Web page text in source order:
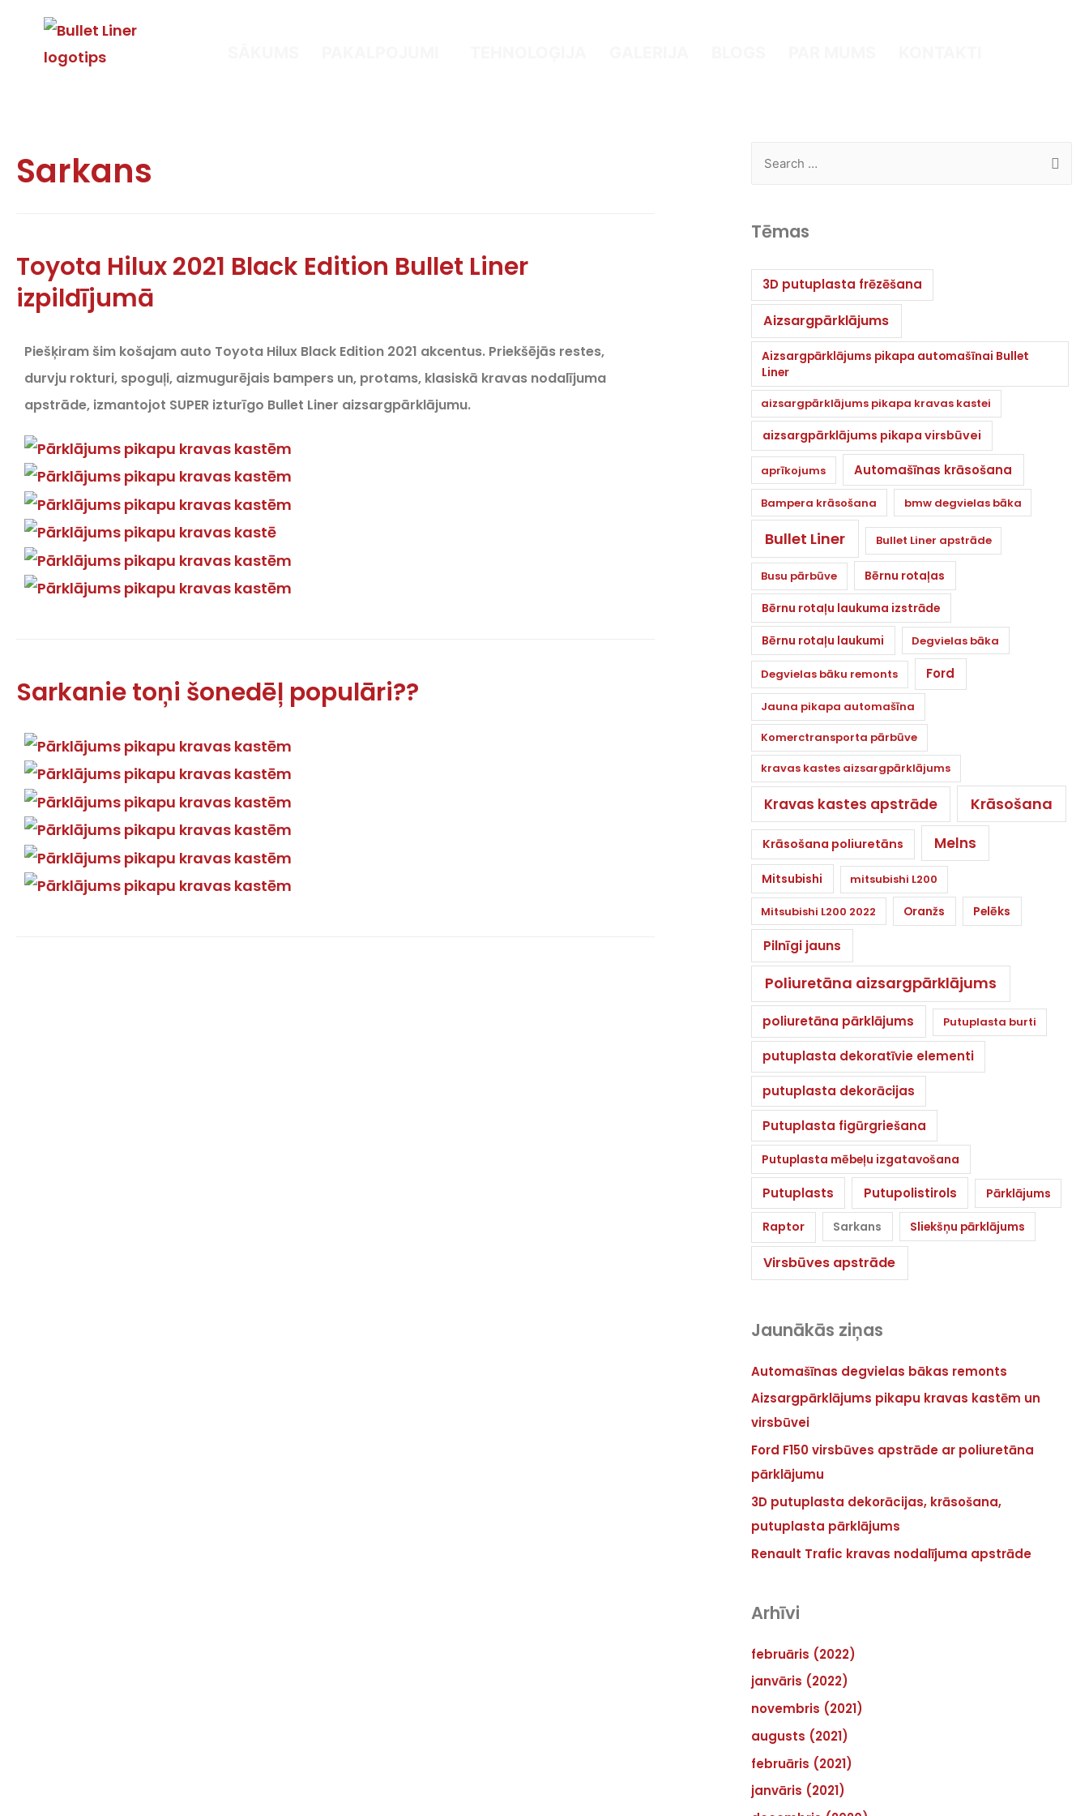
Sarkans
Toyota Hilux 2021 Black Edition Bullet Liner
izpildījumā
Piešķiram šim košajam auto Toyota Hilux Black Edition 2021 akcentus. Priekšējās restes,
durvju rokturi, spoguļi, aizmugurējais bampers un, protams, klasiskā kravas nodalījuma
apstrāde, izmantojot SUPER izturīgo Bullet Liner aizsargpārklājumu.
Sarkanie toņi šonedēļ populāri??
Tēmas
3D putuplasta frēzēšana
Aizsargpārklājums
Aizsargpārklājums pikapa automašīnai Bullet
Liner
aizsargpārklājums pikapa kravas kastei
aizsargpārklājums pikapa virsbūvei
aprīkojums Automašīnas krāsošana
Bampera krāsošana bmw degvielas bāka
Bullet Liner Bullet Liner apstrāde
Busu pārbūve
Bērnu rotaļas
Bērnu rotaļu laukuma izstrāde
Bērnu rotaļu laukumi
Degvielas bāka
Degvielas bāku remonts Ford
Jauna pikapa automašīna
Komerctransporta pārbūve
kravas kastes aizsargpārklājums
Kravas kastes apstrāde Krāsošana
Krāsošana poliuretāns Melns
Mitsubishi mitsubishi L200
Mitsubishi L200 2022 Oranžs Pelēks
Pilnīgi jauns
Poliuretāna aizsargpārklājums
poliuretāna pārklājums Putuplasta burti
putuplasta dekoratīvie elementi
putuplasta dekorācijas
Putuplasta figūrgriešana
Putuplasta mēbeļu izgatavošana
Putuplasts Putupolistirols Pārklājums
Raptor Sarkans Sliekšņu pārklājums
Virsbūves apstrāde
Jaunākās ziņas
Automašīnas degvielas bākas remonts
Aizsargpārklājums pikapu kravas kastēm un
virsbūvei
Ford F150 virsbūves apstrāde ar poliuretāna
pārklājumu
3D putuplasta dekorācijas, krāsošana,
putuplasta pārklājums
Renault Trafic kravas nodalījuma apstrāde
Arhīvi
februāris (2022)
janvāris (2022)
novembris (2021)
augusts (2021)
februāris (2021)
janvāris (2021)